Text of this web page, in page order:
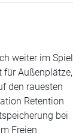
weiter im Spiel
für Außenplätze,
den rauesten
Retention
bei
Freien